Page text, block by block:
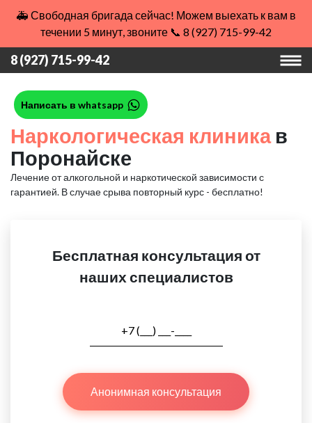
🚑 Свободная бригада сейчас! Можем выехать к вам в
течении 5 минут, звоните 📞 8 (927) 715-99-42
8 (927) 715-99-42
Написать в whatsapp
Наркологическая клиникав
Поронайске
Лечение от алкогольной и наркотической зависимости с
гарантией. В случае срыва повторный курс - бесплатно!
Бесплатная консультация от
наших специалистов
Анонимная консультация